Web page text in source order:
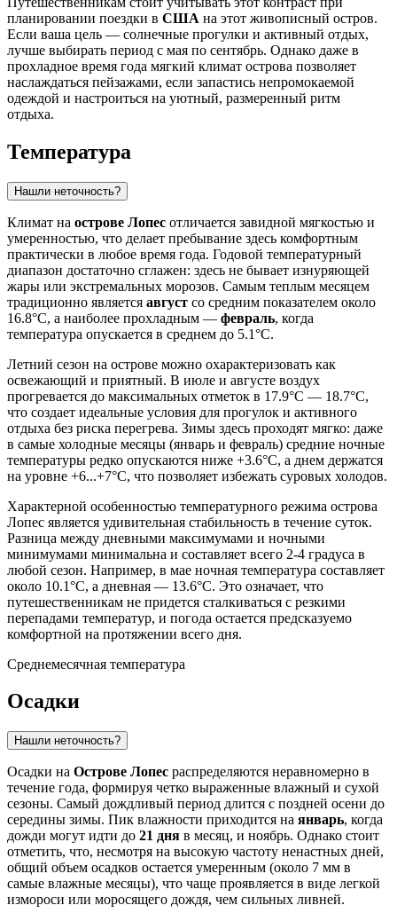
планировании поездки в США на этот живописный остров.
Если ваша цель — солнечные прогулки и активный отдых,
лучше выбирать период с мая по сентябрь. Однако даже в
прохладное время года мягкий климат острова позволяет
наслаждаться пейзажами, если запастись непромокаемой
одеждой и настроиться на уютный, размеренный ритм
отдыха.
Температура
Нашли неточность?
Климат на острове Лопес отличается завидной мягкостью и
умеренностью, что делает пребывание здесь комфортным
практически в любое время года. Годовой температурный
диапазон достаточно сглажен: здесь не бывает изнуряющей
жары или экстремальных морозов. Самым теплым месяцем
традиционно является август со средним показателем около
16.8°C, а наиболее прохладным — февраль, когда
температура опускается в среднем до 5.1°C.
Летний сезон на острове можно охарактеризовать как
освежающий и приятный. В июле и августе воздух
прогревается до максимальных отметок в 17.9°C — 18.7°C,
что создает идеальные условия для прогулок и активного
отдыха без риска перегрева. Зимы здесь проходят мягко: даже
в самые холодные месяцы (январь и февраль) средние ночные
температуры редко опускаются ниже +3.6°C, а днем держатся
на уровне +6...+7°C, что позволяет избежать суровых холодов.
Характерной особенностью температурного режима острова
Лопес является удивительная стабильность в течение суток.
Разница между дневными максимумами и ночными
минимумами минимальна и составляет всего 2-4 градуса в
любой сезон. Например, в мае ночная температура составляет
около 10.1°C, а дневная — 13.6°C. Это означает, что
путешественникам не придется сталкиваться с резкими
перепадами температур, и погода остается предсказуемо
комфортной на протяжении всего дня.
Среднемесячная температура
Осадки
Нашли неточность?
Осадки на Острове Лопес распределяются неравномерно в
течение года, формируя четко выраженные влажный и сухой
сезоны. Самый дождливый период длится с поздней осени до
середины зимы. Пик влажности приходится на январь, когда
дожди могут идти до 21 дня в месяц, и ноябрь. Однако стоит
отметить, что, несмотря на высокую частоту ненастных дней,
общий объем осадков остается умеренным (около 7 мм в
самые влажные месяцы), что чаще проявляется в виде легкой
измороси или моросящего дождя, чем сильных ливней.